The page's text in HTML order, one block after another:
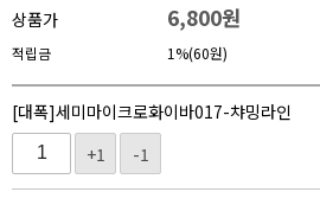
상품가 6,800원
적립금 1%(60원)
[대폭]세미마이크로화이바017-챠밍라인
+1
-1